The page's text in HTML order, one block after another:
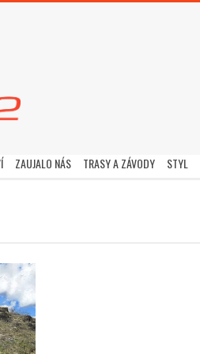
ZAUJALO NÁS TRASY A ZÁVODY STYL